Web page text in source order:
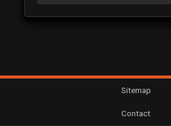
Sitemap
Contact